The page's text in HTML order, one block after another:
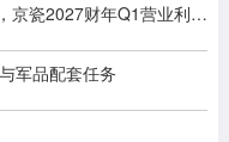
半导体陶瓷零部件及MLCC等需求增长，京瓷2027财年Q1营业利润同比增长164.7%
军品配套任务